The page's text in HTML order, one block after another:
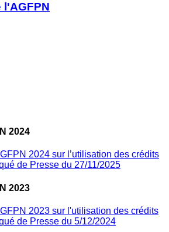
l'AGFPN
2024
2024 sur l’utilisation des crédits
de Presse du 27/11/2025
2023
2023 sur l'utilisation des crédits
de Presse du 5/12/2024